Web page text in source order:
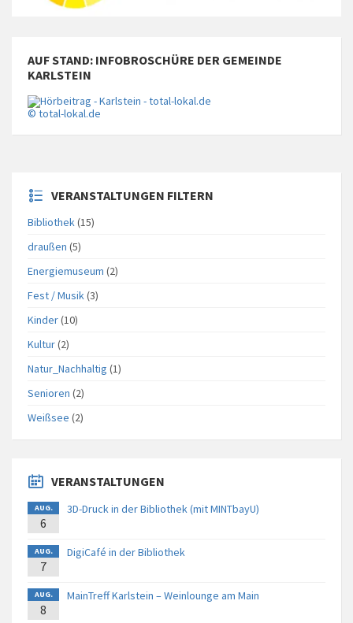
AUF STAND: INFOBROSCHÜRE DER GEMEINDE
KARLSTEIN
© total-lokal.de
VERANSTALTUNGEN FILTERN
Bibliothek(15)
draußen (5)
Energiemuseum (2)
Fest / Musik(3)
Kinder(10)
Kultur(2)
Natur_Nachhaltig (1)
Senioren (2)
Weißsee (2)
VERANSTALTUNGEN
AUG.
6
3D-Druck in der Bibliothek (mit MINTbayU)
AUG.
7
DigiCafé in der Bibliothek
AUG.
8
MainTreff Karlstein – Weinlounge am Main